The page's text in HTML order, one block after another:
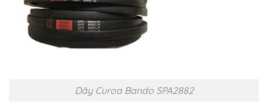
Dây Curoa Bando SPA2882